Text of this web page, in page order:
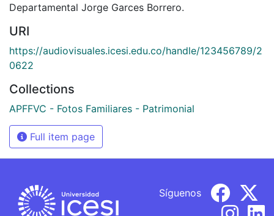
Departamental Jorge Garces Borrero.
URI
https://audiovisuales.icesi.edu.co/handle/123456789/2
0622
Collections
APFFVC - Fotos Familiares - Patrimonial
Full item page
Síguenos